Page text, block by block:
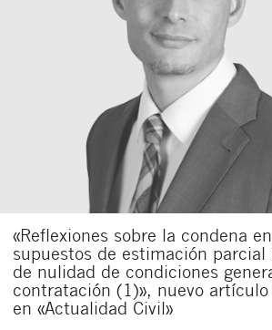
«Reflexiones sobre la condena
supuestos de estimación parcial
de nulidad de condiciones
contratación (1)», nuevo
en «Actualidad Civil»